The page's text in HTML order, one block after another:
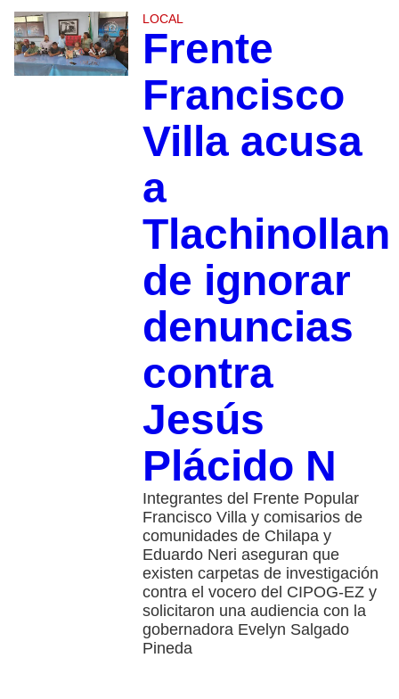
LOCAL
Frente
Francisco
Villa acusa
a
Tlachinollan
de ignorar
denuncias
contra
Jesús
Plácido N
Integrantes del Frente Popular
Francisco Villa y comisarios de
comunidades de Chilapa y
Eduardo Neri aseguran que
existen carpetas de investigación
contra el vocero del CIPOG-EZ y
solicitaron una audiencia con la
gobernadora Evelyn Salgado
Pineda